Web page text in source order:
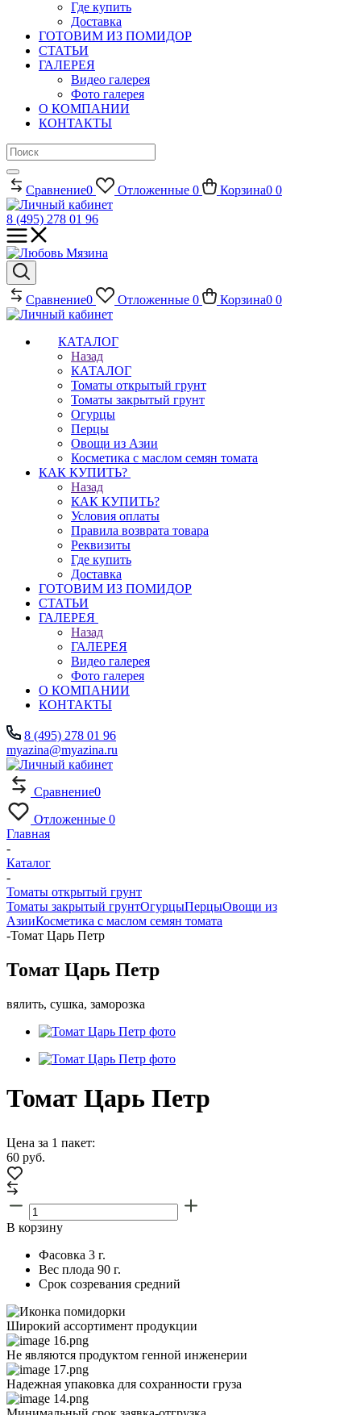
Где купить
Доставка
ГОТОВИМ ИЗ ПОМИДОР
СТАТЬИ
ГАЛЕРЕЯ
Видео галерея
Фото галерея
О КОМПАНИИ
КОНТАКТЫ
Сравнение0 Отложенные 0 Корзина0 0
8 (495) 278 01 96
Сравнение0 Отложенные 0 Корзина0 0
КАТАЛОГ
Назад
КАТАЛОГ
Томаты открытый грунт
Томаты закрытый грунт
Огурцы
Перцы
Овощи из Азии
Косметика с маслом семян томата
КАК КУПИТЬ?
Назад
КАК КУПИТЬ?
Условия оплаты
Правила возврата товара
Реквизиты
Где купить
Доставка
ГОТОВИМ ИЗ ПОМИДОР
СТАТЬИ
ГАЛЕРЕЯ
Назад
ГАЛЕРЕЯ
Видео галерея
Фото галерея
О КОМПАНИИ
КОНТАКТЫ
8 (495) 278 01 96
myazina@myazina.ru
Сравнение0
Отложенные 0
Главная
-
Каталог
-
Томаты открытый грунт
Томаты закрытый грунтОгурцыПерцыОвощи из
АзииКосметика с маслом семян томата
-Томат Царь Петр
Томат Царь Петр
вялить, сушка, заморозка
Томат Царь Петр
Цена за 1 пакет:
60 руб.
В корзину
Фасовка 3 г.
Вес плода 90 г.
Срок созревания средний
Широкий ассортимент продукции
Не являются продуктом генной инженерии
Надежная упаковка для сохранности груза